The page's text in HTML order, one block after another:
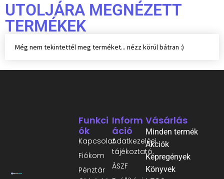
UTOLJÁRA MEGNÉZETT
TERMÉKEK
Még nem tekintettél meg terméket... nézz körül bátran :)
Inform
Áció
Adatkezelési
tájékoztató
ÁSZF
Funkci
Ók
Kapcsolat
Fiókom
Pénztár
Vásárlás
Minden termék
Akciók
Képregények
Könyvek